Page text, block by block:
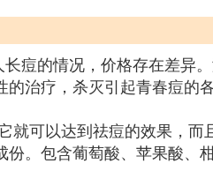
痘的情况，价格存在差异
治疗，杀灭引起青春痘的
就可以达到祛痘的效果，而
。包含葡萄酸、苹果酸、